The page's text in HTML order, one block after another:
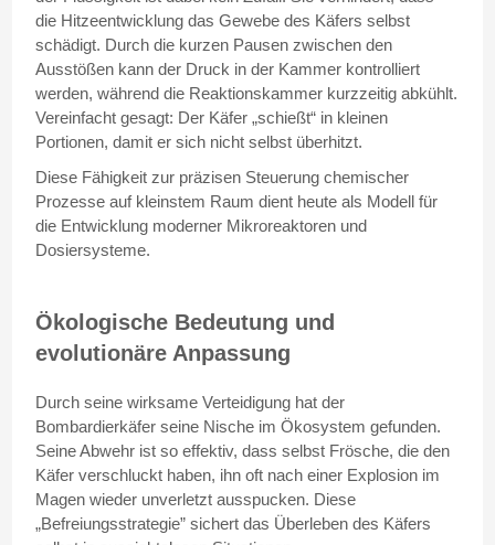
die Hitzeentwicklung das Gewebe des Käfers selbst
schädigt. Durch die kurzen Pausen zwischen den
Ausstößen kann der Druck in der Kammer kontrolliert
werden, während die Reaktionskammer kurzzeitig abkühlt.
Vereinfacht gesagt: Der Käfer „schießt“ in kleinen
Portionen, damit er sich nicht selbst überhitzt.
Diese Fähigkeit zur präzisen Steuerung chemischer
Prozesse auf kleinstem Raum dient heute als Modell für
die Entwicklung moderner Mikroreaktoren und
Dosiersysteme.
Ökologische Bedeutung und
evolutionäre Anpassung
Durch seine wirksame Verteidigung hat der
Bombardierkäfer seine Nische im Ökosystem gefunden.
Seine Abwehr ist so effektiv, dass selbst Frösche, die den
Käfer verschluckt haben, ihn oft nach einer Explosion im
Magen wieder unverletzt ausspucken. Diese
„Befreiungsstrategie” sichert das Überleben des Käfers